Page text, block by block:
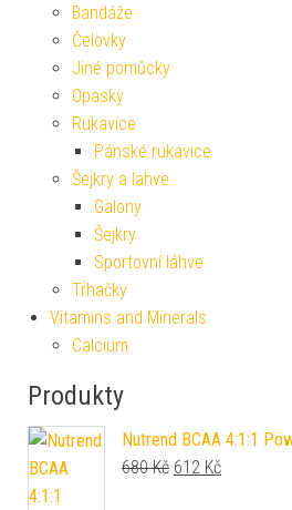
Bandáže
Čelovky
Jiné pomůcky
Opasky
Rukavice
Pánské rukavice
Šejkry a lahve
Galony
Šejkry
Sportovní láhve
Trhačky
Vitamins and Minerals
Calcium
Produkty
Nutrend BCAA 4:1:1
680Kč Původní cena
612 KčAktuální